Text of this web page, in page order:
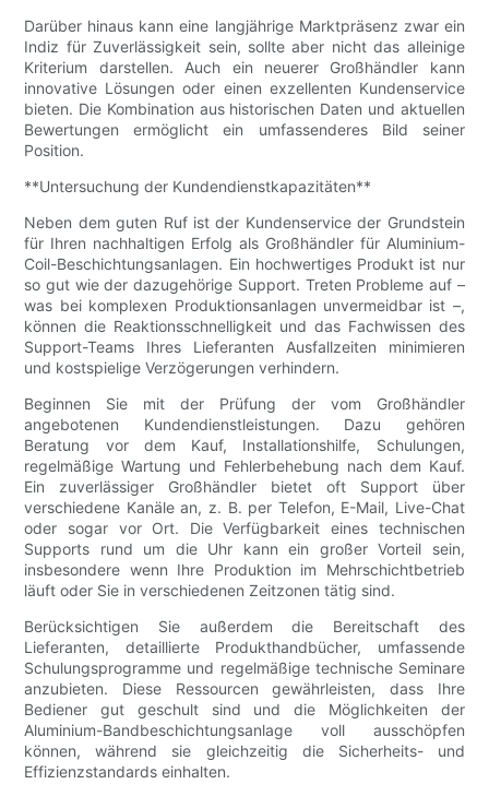
Darüber hinaus kann eine langjährige Marktpräsenz zwar ein
Indiz für Zuverlässigkeit sein, sollte aber nicht das alleinige
Kriterium darstellen. Auch ein neuerer Großhändler kann
innovative Lösungen oder einen exzellenten Kundenservice
bieten. Die Kombination aus historischen Daten und aktuellen
Bewertungen ermöglicht ein umfassenderes Bild seiner
Position.
**Untersuchung der Kundendienstkapazitäten**
Neben dem guten Ruf ist der Kundenservice der Grundstein
für Ihren nachhaltigen Erfolg als Großhändler für Aluminium-
Coil-Beschichtungsanlagen. Ein hochwertiges Produkt ist nur
so gut wie der dazugehörige Support. Treten Probleme auf –
was bei komplexen Produktionsanlagen unvermeidbar ist –,
können die Reaktionsschnelligkeit und das Fachwissen des
Support-Teams Ihres Lieferanten Ausfallzeiten minimieren
und kostspielige Verzögerungen verhindern.
Beginnen Sie mit der Prüfung der vom Großhändler
angebotenen Kundendienstleistungen. Dazu gehören
Beratung vor dem Kauf, Installationshilfe, Schulungen,
regelmäßige Wartung und Fehlerbehebung nach dem Kauf.
Ein zuverlässiger Großhändler bietet oft Support über
verschiedene Kanäle an, z. B. per Telefon, E-Mail, Live-Chat
oder sogar vor Ort. Die Verfügbarkeit eines technischen
Supports rund um die Uhr kann ein großer Vorteil sein,
insbesondere wenn Ihre Produktion im Mehrschichtbetrieb
läuft oder Sie in verschiedenen Zeitzonen tätig sind.
Berücksichtigen Sie außerdem die Bereitschaft des
Lieferanten, detaillierte Produkthandbücher, umfassende
Schulungsprogramme und regelmäßige technische Seminare
anzubieten. Diese Ressourcen gewährleisten, dass Ihre
Bediener gut geschult sind und die Möglichkeiten der
Aluminium-Bandbeschichtungsanlage voll ausschöpfen
können, während sie gleichzeitig die Sicherheits- und
Effizienzstandards einhalten.